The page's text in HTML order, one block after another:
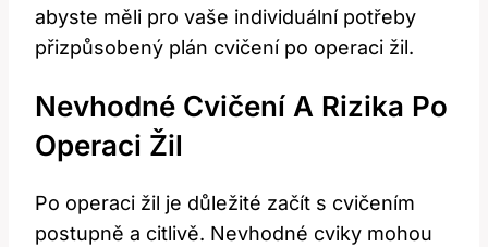
abyste měli pro vaše individuální potřeby
přizpůsobený plán cvičení po operaci žil.
Nevhodné Cvičení A Rizika Po
Operaci Žil
Po operaci žil je důležité začít s cvičením
postupně a citlivě. Nevhodné cviky mohou